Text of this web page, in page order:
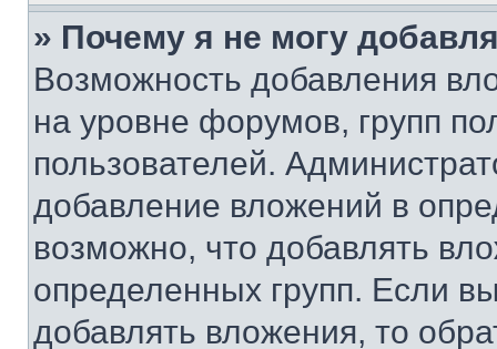
» Почему я не могу
Возможность добавления
на уровне форумов, групп
пользователей.
добавление вложений в
возможно, что добавлять
определенных групп. Если
добавлять вложения, то